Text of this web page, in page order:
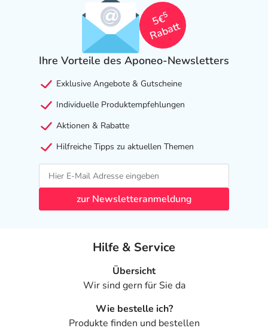
5€
5
Rabatt
Ihre Vorteile des Aponeo-Newsletters
Exklusive Angebote & Gutscheine
Individuelle Produktempfehlungen
Aktionen & Rabatte
Hilfreiche Tipps zu aktuellen Themen
zur Newsletteranmeldung
Hilfe & Service
Übersicht
Wir sind gern für Sie da
Wie bestelle ich?
Produkte finden und bestellen